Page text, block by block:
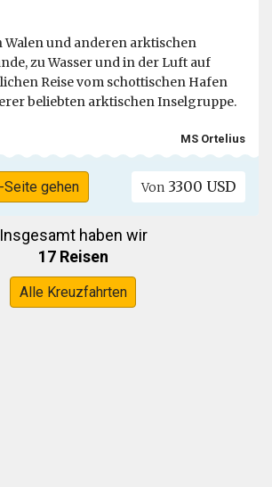
Walen und anderen arktischen
zu Wasser und in der Luft auf
Reise vom schottischen Hafen
beliebten arktischen Inselgruppe.
MS Ortelius
Seite gehen Von 3300 USD
Insgesamt haben wir
17 Reisen
Alle Kreuzfahrten